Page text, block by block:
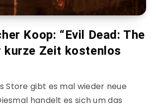
Koop: “Evil Dead: The
kurze Zeit kostenlos
Store gibt es mal wieder neue
handelt es sich um das